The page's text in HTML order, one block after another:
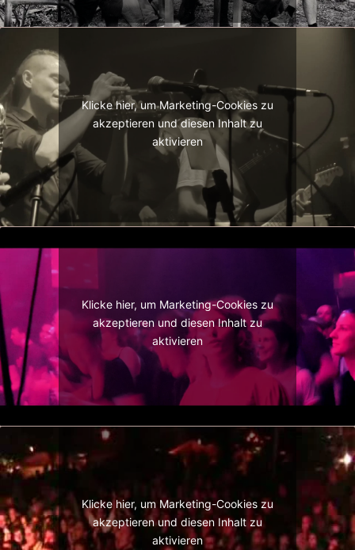
Klicke hier, um Marketing-Cookies zu
akzeptieren und diesen Inhalt zu
aktivieren
Klicke hier, um Marketing-Cookies zu
akzeptieren und diesen Inhalt zu
aktivieren
Klicke hier, um Marketing-Cookies zu
akzeptieren und diesen Inhalt zu
aktivieren